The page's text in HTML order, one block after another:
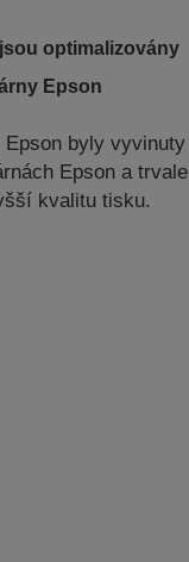
optimalizovány
Epson
byly vyvinuty
Epson a trvale
kvalitu tisku.